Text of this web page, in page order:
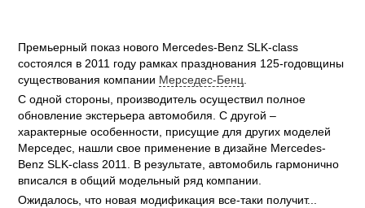
Премьерный показ нового Mercedes-Benz SLK-class
состоялся в 2011 году рамках празднования 125-годовщины
существования компании Мерседес-Бенц
С одной стороны, производитель осуществил полное
обновление экстерьера автомобиля. С другой –
характерные особенности, присущие для других моделей
Мерседес, нашли свое применение в дизайне Mercedes-
Benz SLK-class 2011. В результате, автомобиль гармонично
вписался в общий модельный ряд компании.
Ожидалось, что новая модификация все-таки получит...